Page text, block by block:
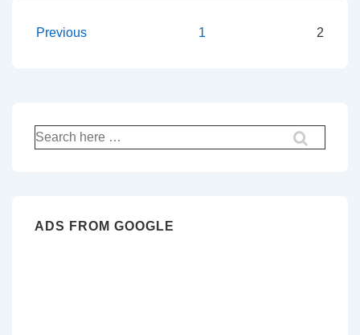
Pagination
Previous 1 2
Recherche
pour:
ADS FROM GOOGLE